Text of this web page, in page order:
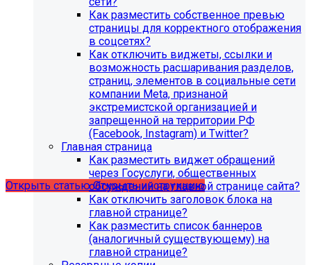
С 1 февраля 2023 года ограничена
поддержка продуктов 1С-Битрикс на
PHP версии ниже 8.0. Рекомендуемая
версия PHP - 8.1 и выше
Открыть статьюОткрыть инструкцию
Как разместить собственное превью
страницы для корректного отображения
в соцсетях?
Как отключить виджеты, ссылки и
возможность расшаривания разделов,
страниц, элементов в социальные сети
компании Meta, признаной
экстремистской организацией и
запрещенной на территории РФ
(Facebook, Instagram) и Twitter?
Главная страница
Как разместить виджет обращений
через Госуслуги, общественных
обсуждений на главной странице сайта?
Как отключить заголовок блока на
главной странице?
Как разместить список баннеров
(аналогичный существующему) на
главной странице?